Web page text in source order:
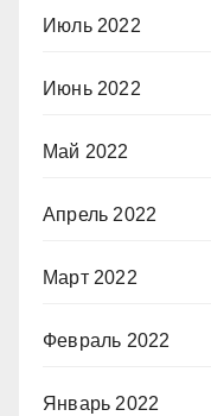
Июль 2022
Июнь 2022
Май 2022
Апрель 2022
Март 2022
Февраль 2022
Январь 2022